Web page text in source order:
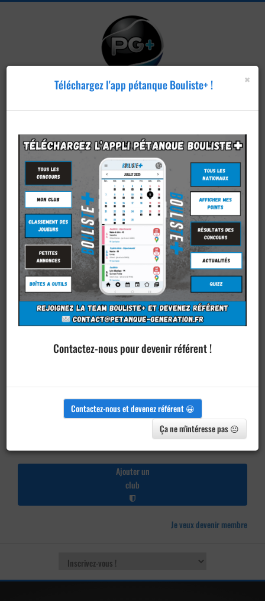
Publier un
concours
Ajouter un
club
Je veux devenir membre
×
Téléchargez l'app pétanque Bouliste+ !
Contactez-nous pour devenir référent !
Contactez-nous et devenez référent 😀
Ça ne m'intéresse pas 😐